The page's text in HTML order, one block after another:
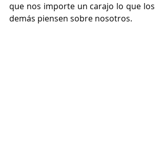
que nos importe un carajo lo que los
demás piensen sobre nosotros.